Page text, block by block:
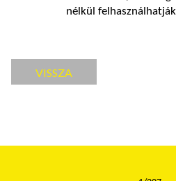
nélkül
VISSZA